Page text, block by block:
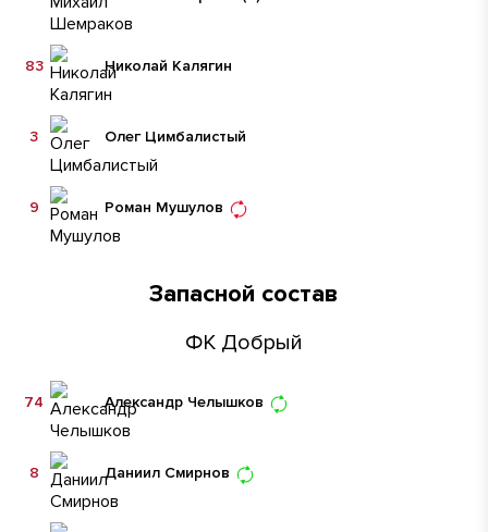
Николай Калягин
83
Олег Цимбалистый
3
Роман Мушулов
9
Запасной состав
ФК Добрый
Александр Челышков
74
Даниил Смирнов
8